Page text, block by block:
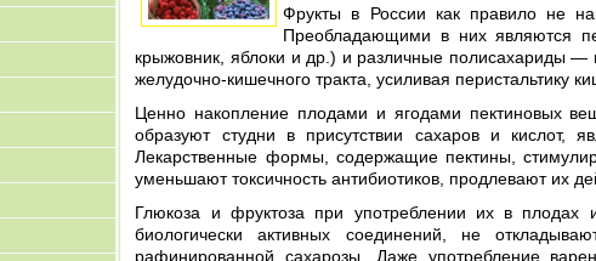
Фрукты в России как правило не
Преобладающими в них являются
крыжовник, яблоки и др.) и различные полисахариды
желудочно-кишечного тракта, усиливая перистальтику
Ценно накопление плодами и ягодами пектиновых
образуют студни в присутствии сахаров и кислот,
Лекарственные формы, содержащие пектины,
уменьшают токсичность антибиотиков, продлевают их
Глюкоза и фруктоза при употреблении их в плодах
биологически активных соединений, не
рафинированной сахарозы. Даже употребление